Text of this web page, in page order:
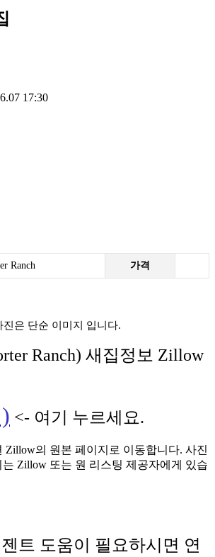
17:30
Ranch 가격
진은 단순 이미지 입니다.
Ranch) 새집정보 Zillow
<- 여기 누르세요.
의 원본 페이지로 이동합니다. 사진
Zillow 또는 원 리스팅 제공자에게 있습
트 도움이 필요하시면 연